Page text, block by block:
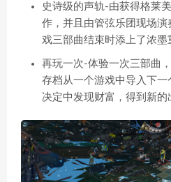
史诗级的声轨-由获得格莱
作，并且由管弦乐团现场
戏三部曲结束时添上了浓墨
再玩一次-体验一次三部曲
存档从一个游戏中导入下
决定中发现财富，得到新的